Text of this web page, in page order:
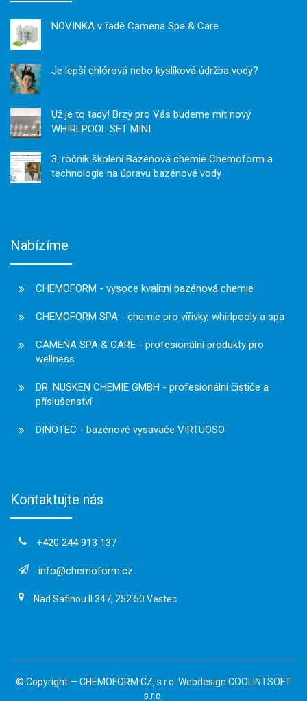
NOVINKA v řadě Camena Spa & Care
Je lepší chlórová nebo kyslíková údržba vody?
Už je to tady! Brzy pro Vás budeme mít nový
WHIRLPOOL SET MINI
3. ročník školení Bazénová chemie Chemoform a
technologie na úpravu bazénové vody
Nabízíme
CHEMOFORM - vysoce kvalitní bazénová chemie
CHEMOFORM SPA - chemie pro vířivky, whirlpooly a spa
CAMENA SPA & CARE - profesionální produkty pro
wellness
DR. NÜSKEN CHEMIE GMBH - profesionální čističe a
příslušenství
DINOTEC - bazénové vysavače VIRTUOSO
Kontaktujte nás
+420 244 913 137
info@chemoform.cz
Nad Safinou II 347, 252 50 Vestec
© Copyright — CHEMOFORM CZ, s.r.o. Webdesign COOLINTSOFT
s.r.o.